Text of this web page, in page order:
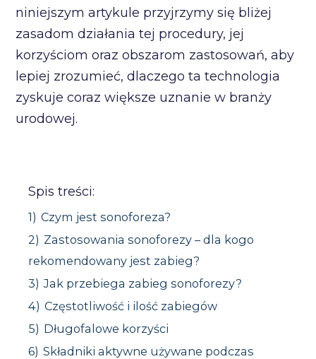
niniejszym artykule przyjrzymy się bliżej
zasadom działania tej procedury, jej
korzyściom oraz obszarom zastosowań, aby
lepiej zrozumieć, dlaczego ta technologia
zyskuje coraz większe uznanie w branży
urodowej.
Spis treści:
1) Czym jest sonoforeza?
2) Zastosowania sonoforezy – dla kogo
rekomendowany jest zabieg?
3) Jak przebiega zabieg sonoforezy?
4) Częstotliwość i ilość zabiegów
5) Długofalowe korzyści
6) Składniki aktywne używane podczas